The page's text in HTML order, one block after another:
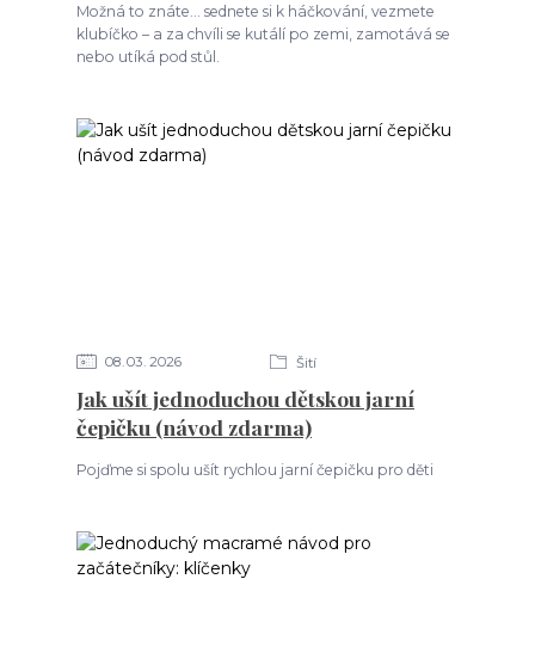
Možná to znáte… sednete si k háčkování, vezmete
klubíčko – a za chvíli se kutálí po zemi, zamotává se
nebo utíká pod stůl.
08 03 2026 Šití
Jak ušít jednoduchou dětskou jarní
čepičku (návod zdarma)
Pojďme si spolu ušít rychlou jarní čepičku pro děti